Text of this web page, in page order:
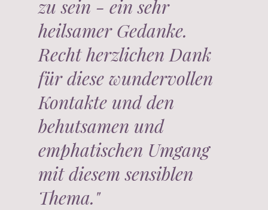
zu sein - ein sehr
heilsamer Gedanke.
Recht herzlichen Dank
für diese wundervollen
Kontakte und den
behutsamen und
emphatischen Umgang
mit diesem sensiblen
Thema."